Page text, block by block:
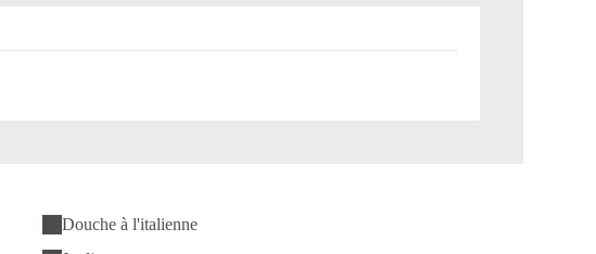
Douche à l'italienne